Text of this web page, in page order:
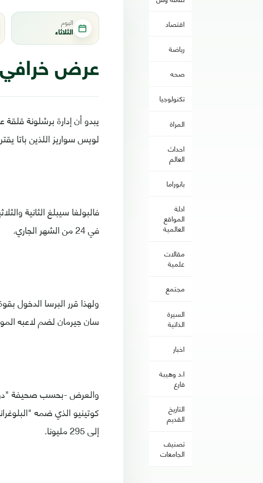
اقتصاد
رياضة
صحه
تكنولوجيا
المراة
احداث
العالم
بانوراما
ادلة
المواقع
العالمية
مقالات
علمية
مجتمع
السيرة
الذاتية
اخبار
ا.د وهيبة
فارع
التاريخ
القديم
تصنيف
الجامعات
اليوم
الثلاثاء
عرض خرافي
يبدو أن إدارة برشلونة
لويس سواريز اللذين باتا
فالبولغا سيبلغ الثانية
في 24 من الشهر الجاري.
ولهذا قرر البرسا الدخول
سان جيرمان لضم لاعبه
إلى 295 مليونا.